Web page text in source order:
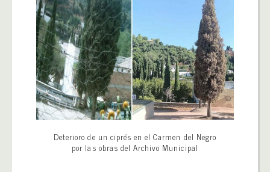
Deterioro de un ciprés en el Carmen del Negro
por las obras del Archivo Municipal